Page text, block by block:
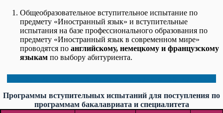
Общеобразовательное вступительное испытание по
предмету «Иностранный язык» и вступительные
испытания на базе профессионального образования по
предмету «Иностранный язык в современном мире»
проводятся по английскому, немецкому и французскому
языкам по выбору абитуриента.
Программы вступительных испытаний для поступления по
программам бакалавриата и специалитета